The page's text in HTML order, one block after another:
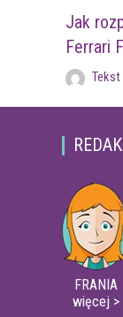
Jak
Ferrari
FRANIA
więcej >